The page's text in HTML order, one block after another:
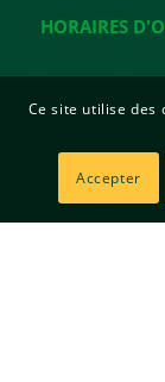
HORAIRES
Mardi : 15h -
Mercredi :
Jeudi : 10h -
Vendredi :
Ce site utilise des
Accepter